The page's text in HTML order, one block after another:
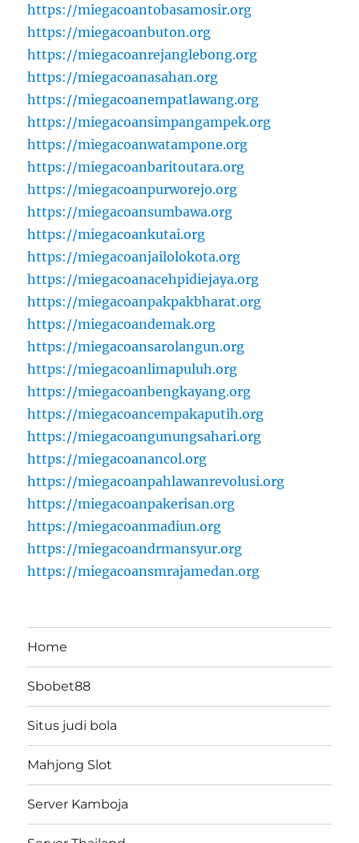
https://miegacoantobasamosir.org
https://miegacoanbuton.org
https://miegacoanrejanglebong.org
https://miegacoanasahan.org
https://miegacoanempatlawang.org
https://miegacoansimpangampek.org
https://miegacoanwatampone.org
https://miegacoanbaritoutara.org
https://miegacoanpurworejo.org
https://miegacoansumbawa.org
https://miegacoankutai.org
https://miegacoanjailolokota.org
https://miegacoanacehpidiejaya.org
https://miegacoanpakpakbharat.org
https://miegacoandemak.org
https://miegacoansarolangun.org
https://miegacoanlimapuluh.org
https://miegacoanbengkayang.org
https://miegacoancempakaputih.org
https://miegacoangunungsahari.org
https://miegacoanancol.org
https://miegacoanpahlawanrevolusi.org
https://miegacoanpakerisan.org
https://miegacoanmadiun.org
https://miegacoandrmansyur.org
https://miegacoansmrajamedan.org
Home
Sbobet88
Situs judi bola
Mahjong Slot
Server Kamboja